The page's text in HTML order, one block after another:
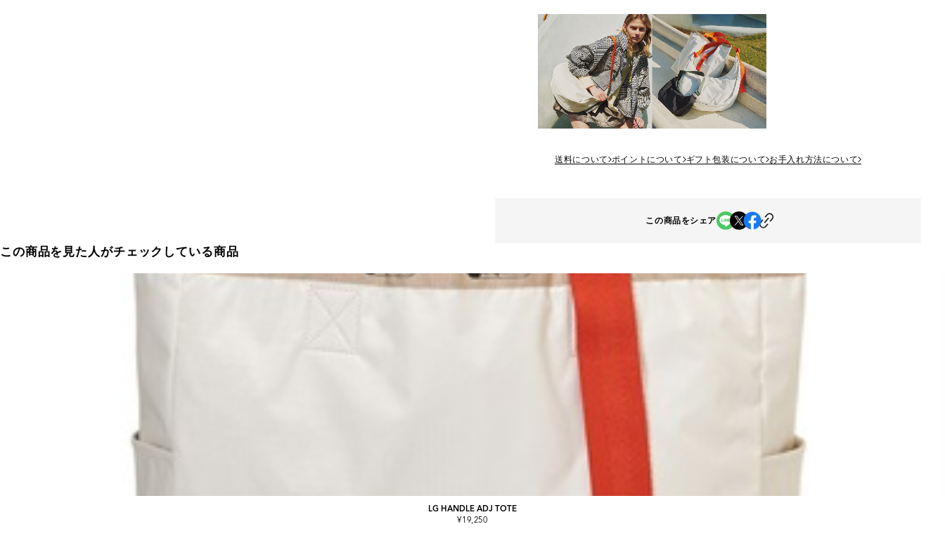
送料について ポイントについて ギフト包装について お手入れ方法について
この商品をシェア
この商品を見た人がチェックしている商品
LG HANDLE ADJ TOTE
¥19,250